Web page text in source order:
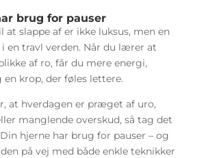
brug for pauser
at slappe af er ikke luksus, men en
en travl verden. Når du lærer at
af ro, får du mere energi,
en krop, der føles lettere.
at hverdagen er præget af uro,
manglende overskud, så tag det
hjerne har brug for pauser – og
på vej med både enkle teknikker